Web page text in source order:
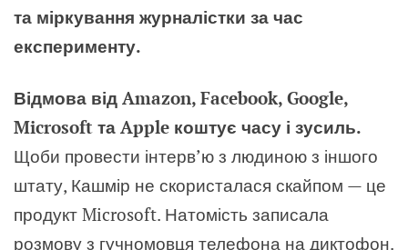
та міркування журналістки за час
експерименту.
Відмова від Amazon, Facebook, Google,
Microsoft та Apple коштує часу і зусиль.
Щоби провести інтерв’ю з людиною з іншого
штату, Кашмір не скористалася скайпом — це
продукт Microsoft. Натомість записала
розмову з гучномовця телефона на диктофон.